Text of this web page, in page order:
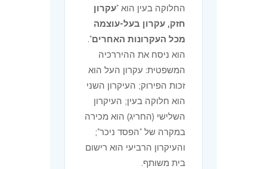
החלוקה בעין הוא "עקרון
חזק, עקרון בעל-עוצמה
מכל העקרונות האחרים".
הוא ניסח את ההיררכיה
המשפטית: עקרון העל הוא
זכות הפירוק; העיקרון השני
הוא חלוקה בעין; העיקרון
השלישי (החריג) הוא מכירה
במקרה של "הפסד ניכר";
והעיקרון הרביעי הוא רישום
בית משותף.